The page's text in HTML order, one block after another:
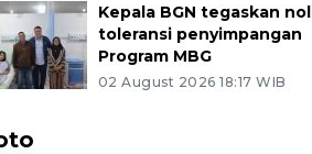
Kepala BGN tegaskan nol
toleransi penyimpangan
Program MBG
02 August 2026 18:17 WIB